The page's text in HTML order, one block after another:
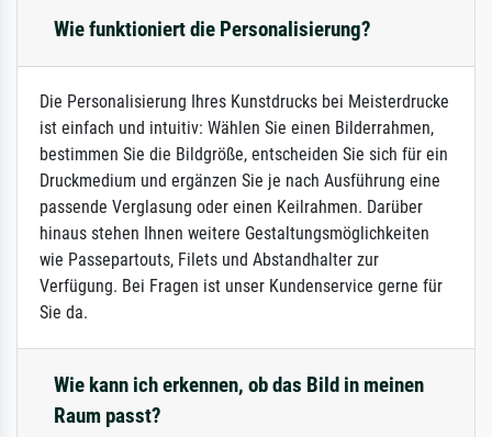
Wie funktioniert die Personalisierung?
Die Personalisierung Ihres Kunstdrucks bei Meisterdrucke
ist einfach und intuitiv: Wählen Sie einen Bilderrahmen,
bestimmen Sie die Bildgröße, entscheiden Sie sich für ein
Druckmedium und ergänzen Sie je nach Ausführung eine
passende Verglasung oder einen Keilrahmen. Darüber
hinaus stehen Ihnen weitere Gestaltungsmöglichkeiten
wie Passepartouts, Filets und Abstandhalter zur
Verfügung. Bei Fragen ist unser Kundenservice gerne für
Sie da.
Wie kann ich erkennen, ob das Bild in meinen
Raum passt?